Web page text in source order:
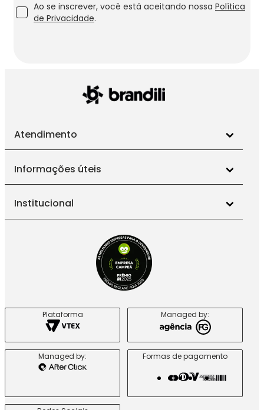
Ao se inscrever, você está aceitando nossa Política
de Privacidade.
Atendimento
Informações úteis
Institucional
Plataforma Managed by:
Managed by: Formas de pagamento